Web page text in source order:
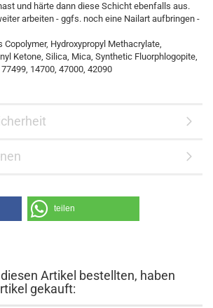
und härte dann diese Schicht ebenfalls aus.
arbeiten - ggfs. noch eine Nailart aufbringen -
Hydroxypropyl Methacrylate,
Ketone, Silica, Mica, Synthetic Fluorphlogopite,
14700, 47000, 42090
teilen
Artikel bestellten, haben
gekauft: